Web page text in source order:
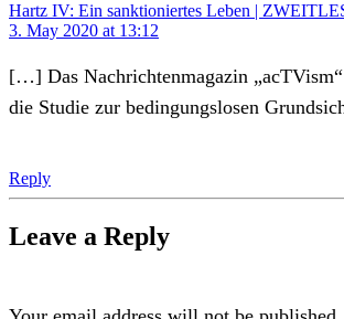
Hartz IV: Ein sanktioniertes Leben |
3. May 2020 at 13:12
[…] Das Nachrichtenmagazin
die Studie zur bedingungslosen
Reply
Leave a Reply